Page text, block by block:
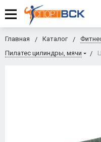
Главная Каталог
Пилатес цилиндры, мячи